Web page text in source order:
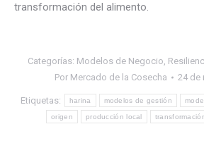
transformación del alimento.
Categorías: Modelos de Negocio,
Por Mercado de la Cosecha 24 de
Etiquetas: harina modelos de gestión
origen producción local